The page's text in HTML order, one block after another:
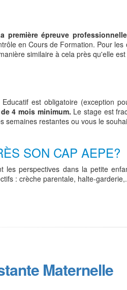
première épreuve
en Cours de Formation. Pour
similaire à cela près qu'elle
est obligatoire (exception
4 mois minimum. Le stage est
semaines restantes ou vous le
SON CAP AEPE?
les perspectives dans la petite
: crèche parentale, halte-
Maternelle